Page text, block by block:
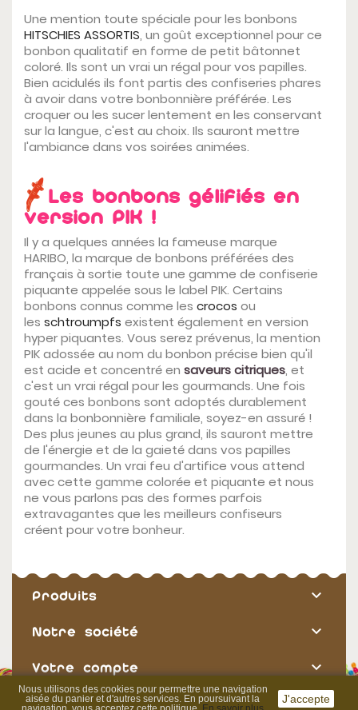
Une mention toute spéciale pour les bonbons
HITSCHIES ASSORTIS, un goût exceptionnel pour ce
bonbon qualitatif en forme de petit bâtonnet
coloré. Ils sont un vrai un régal pour vos papilles.
Bien acidulés ils font partis des confiseries phares
à avoir dans votre bonbonnière préférée. Les
croquer ou les sucer lentement en les conservant
sur la langue, c'est au choix. Ils sauront mettre
l'ambiance dans vos soirées animées.
Les bonbons gélifiés en
version PIK !
Il y a quelques années la fameuse marque
HARIBO, la marque de bonbons préférées des
français à sortie toute une gamme de confiserie
piquante appelée sous le label PIK. Certains
bonbons connus comme les crocos ou
les schtroumpfs existent également en version
hyper piquantes. Vous serez prévenus, la mention
PIK adossée au nom du bonbon précise bien qu'il
est acide et concentré en saveurs citriques, et
c'est un vrai régal pour les gourmands. Une fois
gouté ces bonbons sont adoptés durablement
dans la bonbonnière familiale, soyez-en assuré !
Des plus jeunes au plus grand, ils sauront mettre
de l'énergie et de la gaieté dans vos papilles
gourmandes. Un vrai feu d'artifice vous attend
avec cette gamme colorée et piquante et nous
ne vous parlons pas des formes parfois
extravagantes que les meilleurs confiseurs
créent pour votre bonheur.
Produits 
Notre société 
Votre compte 
contact information 
Nous utilisons des cookies pour permettre une navigation
aisée du panier et d'autres services. En poursuivant la
J'accepte